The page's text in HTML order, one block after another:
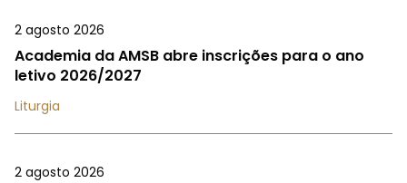
2 agosto 2026
Academia da AMSB abre inscrições para o ano
letivo 2026/2027
Liturgia
2 agosto 2026